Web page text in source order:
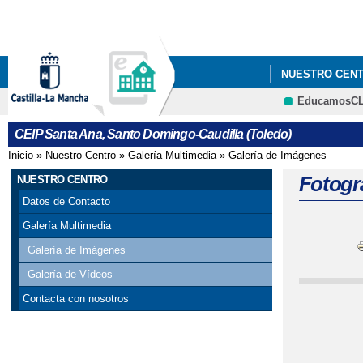
NUESTRO
CEIP Santa Ana, Santo Domingo-Caudilla (Toledo)
Se encuentra usted aquí
Inicio » Nuestro Centro » Galería Multimedia» Galería de Imágenes
NUESTRO CENTRO
Datos de Contacto
Galería Multimedia
Galería de Imágenes
Galería de Vídeos
Contacta con nosotros